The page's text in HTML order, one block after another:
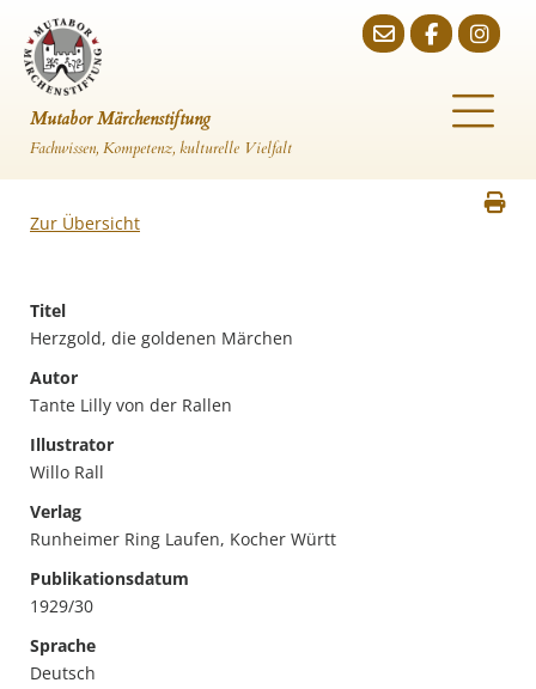
Mutabor Märchenstiftung
Fachwissen, Kompetenz, kulturelle Vielfalt
Zur Übersicht
Titel
Herzgold, die goldenen Märchen
Autor
Tante Lilly von der Rallen
Illustrator
Willo Rall
Verlag
Runheimer Ring Laufen, Kocher Württ
Publikationsdatum
1929/30
Sprache
Deutsch